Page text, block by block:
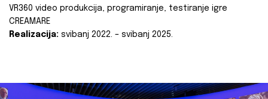
VR360 video produkcija, programiranje, testiranje igre
CREAMARE
Realizacija: svibanj 2022. – svibanj 2025.